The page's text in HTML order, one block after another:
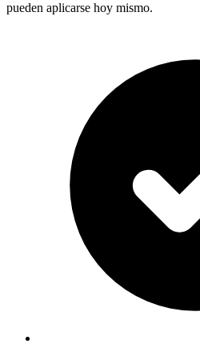
pueden aplicarse hoy mismo.